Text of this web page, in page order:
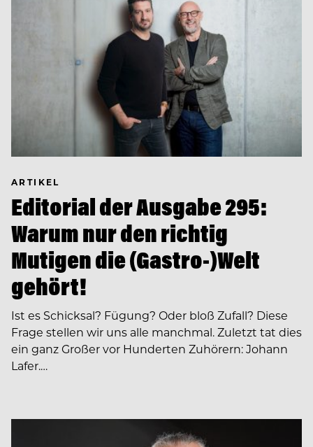
ARTIKEL
Editorial der Ausgabe 295:
Warum nur den richtig
Mutigen die (Gastro-)Welt
gehört!
Ist es Schicksal? Fügung? Oder bloß Zufall? Diese
Frage stellen wir uns alle manchmal. Zuletzt tat dies
ein ganz Großer vor Hunderten Zuhörern: Johann
Lafer.…